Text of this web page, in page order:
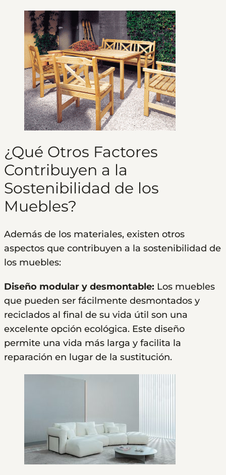
¿Qué Otros Factores
Contribuyen a la
Sostenibilidad de los
Muebles?
Además de los materiales, existen otros
aspectos que contribuyen a la sostenibilidad de
los muebles:
Diseño modular y desmontable: Los muebles
que pueden ser fácilmente desmontados y
reciclados al final de su vida útil son una
excelente opción ecológica. Este diseño
permite una vida más larga y facilita la
reparación en lugar de la sustitución.